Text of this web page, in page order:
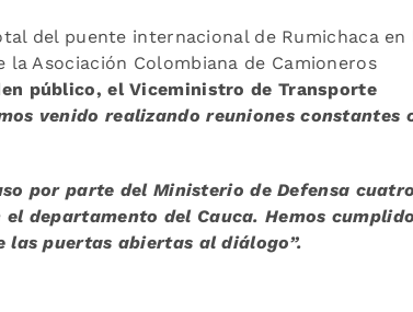
del puente internacional de Rumichaca en
Asociación Colombiana de Camioneros
público, el Viceministro de Transporte
venido realizando reuniones constantes
por parte del Ministerio de Defensa cuatro
departamento del Cauca. Hemos
las puertas abiertas al diálogo”.